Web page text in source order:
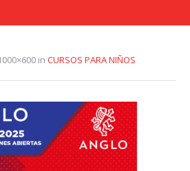
in CURSOS PARA NIÑOS